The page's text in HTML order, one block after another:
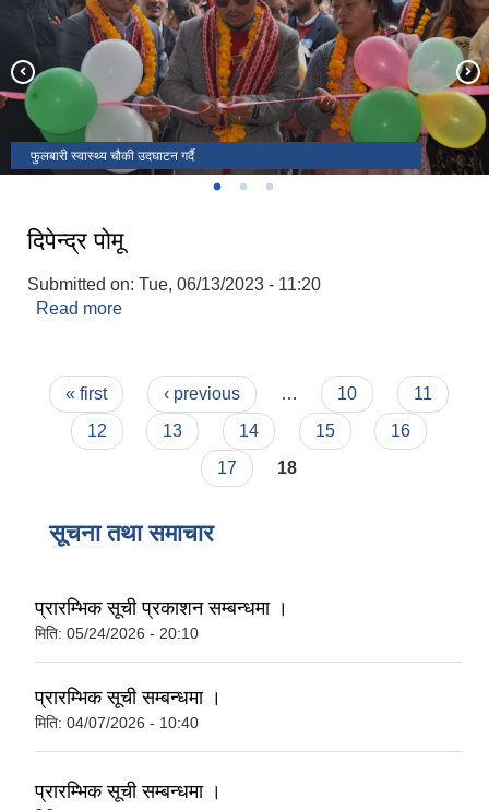
फुलबारी स्वास्थ्य चौकी उदघाटन गर्दै
राष्ट्रपति रनिङ शिल्ड
उदघाटन कार्यक्रममा जि.स.स प्रमुख सहित आठराई त्रिवेणी गाउँपालिका पदाधिकारी
दिपेन्द्र पोमू
Submitted on: Tue, 06/13/2023 - 11:20
Read more
Pages
« first ‹ previous … 10
11
12
13 14 15
16
17
18
सूचना तथा समाचार
प्रारम्भिक सूची प्रकाशन सम्बन्धमा ।
मिति: 05/24/2026 - 20:10
प्रारम्भिक सूची सम्बन्धमा ।
मिति: 04/07/2026 - 10:40
प्रारम्भिक सूची सम्बन्धमा ।